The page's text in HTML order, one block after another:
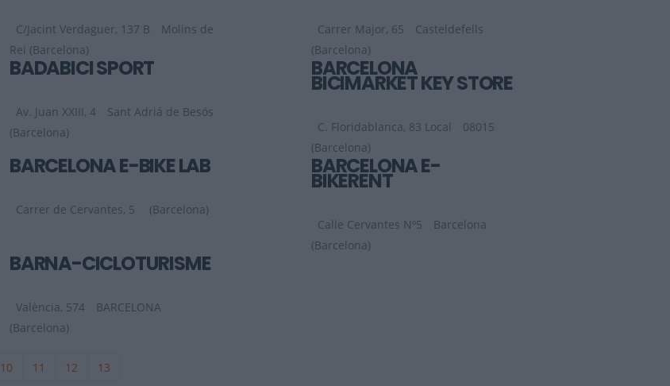
C/Jacint Verdaguer, 137 B
Molins de
Rei (Barcelona)
Carrer Major, 65
Casteldefells
(Barcelona)
BADABICI SPORT
Av. Juan XXIII, 4
Sant Adriá de Besós
(Barcelona)
BARCELONA
BICIMARKET KEY STORE
C. Floridablanca, 83 Local
08015
(Barcelona)
BARCELONA E-BIKE LAB
Carrer de Cervantes, 5 (Barcelona)
BARCELONA E-
BIKERENT
Calle Cervantes Nº5
Barcelona
(Barcelona)
BARNA-CICLOTURISME
València, 574
BARCELONA
(Barcelona)
10 11 12 13